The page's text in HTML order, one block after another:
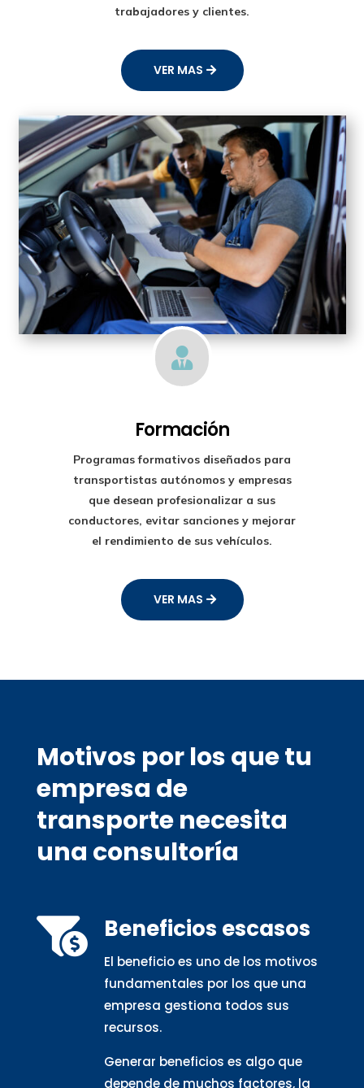
trabajadores y clientes.
VER MAS

Formación
Programas formativos diseñados para
transportistas autónomos y empresas
que desean profesionalizar a sus
conductores, evitar sanciones y mejorar
el rendimiento de sus vehículos.
VER MAS
Motivos por los que tu
empresa de
transporte necesita
una consultoría
 Beneficios escasos
El beneficio es uno de los motivos
fundamentales por los que una
empresa gestiona todos sus
recursos.
Generar beneficios es algo que
depende de muchos factores, la